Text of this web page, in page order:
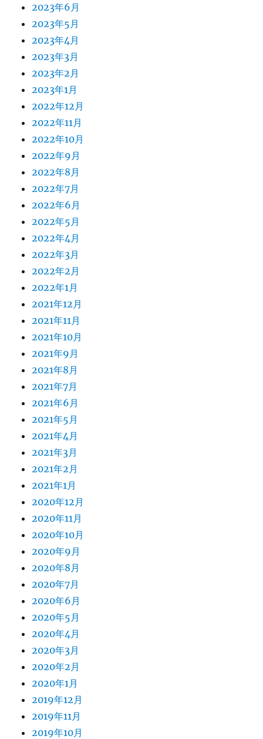
2023年6月
2023年5月
2023年4月
2023年3月
2023年2月
2023年1月
2022年12月
2022年11月
2022年10月
2022年9月
2022年8月
2022年7月
2022年6月
2022年5月
2022年4月
2022年3月
2022年2月
2022年1月
2021年12月
2021年11月
2021年10月
2021年9月
2021年8月
2021年7月
2021年6月
2021年5月
2021年4月
2021年3月
2021年2月
2021年1月
2020年12月
2020年11月
2020年10月
2020年9月
2020年8月
2020年7月
2020年6月
2020年5月
2020年4月
2020年3月
2020年2月
2020年1月
2019年12月
2019年11月
2019年10月